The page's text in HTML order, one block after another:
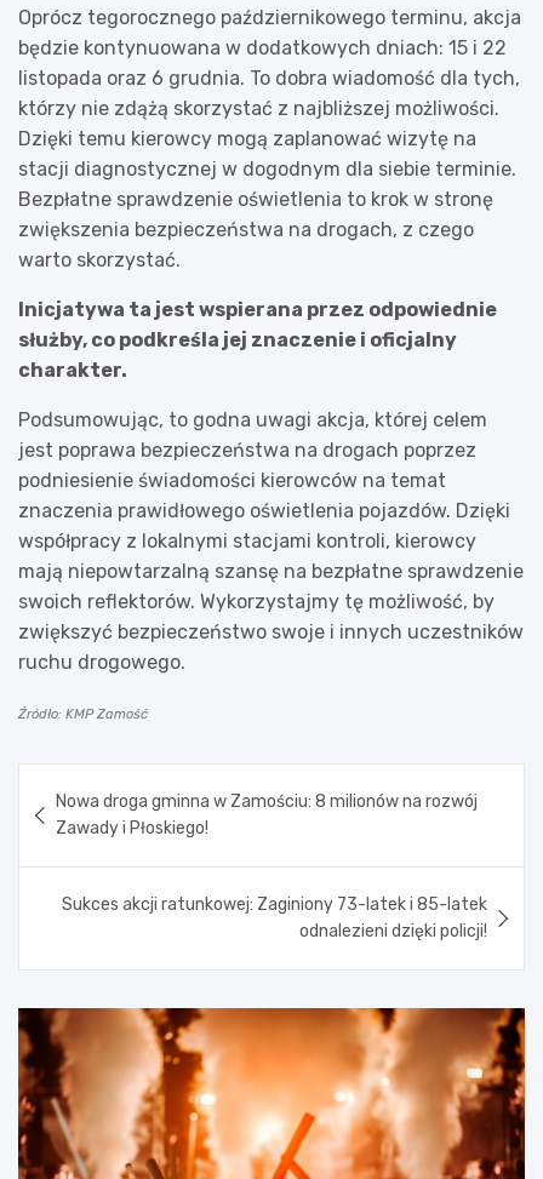
Oprócz tegorocznego październikowego terminu, akcja
będzie kontynuowana w dodatkowych dniach: 15 i 22
listopada oraz 6 grudnia. To dobra wiadomość dla tych,
którzy nie zdążą skorzystać z najbliższej możliwości.
Dzięki temu kierowcy mogą zaplanować wizytę na
stacji diagnostycznej w dogodnym dla siebie terminie.
Bezpłatne sprawdzenie oświetlenia to krok w stronę
zwiększenia bezpieczeństwa na drogach, z czego
warto skorzystać.
Inicjatywa ta jest wspierana przez odpowiednie
służby, co podkreśla jej znaczenie i oficjalny
charakter.
Podsumowując, to godna uwagi akcja, której celem
jest poprawa bezpieczeństwa na drogach poprzez
podniesienie świadomości kierowców na temat
znaczenia prawidłowego oświetlenia pojazdów. Dzięki
współpracy z lokalnymi stacjami kontroli, kierowcy
mają niepowtarzalną szansę na bezpłatne sprawdzenie
swoich reflektorów. Wykorzystajmy tę możliwość, by
zwiększyć bezpieczeństwo swoje i innych uczestników
ruchu drogowego.
Źródło: KMP Zamość
wpisu
Nowa droga gminna w Zamościu: 8 milionów na rozwój
Zawady i Płoskiego!
Sukces akcji ratunkowej: Zaginiony 73-latek i 85-latek
odnalezieni dzięki policji!